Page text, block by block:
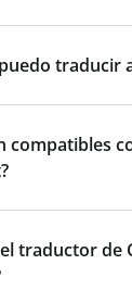
traducir
compatibles
traductor de